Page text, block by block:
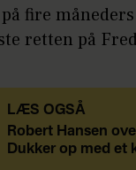
fire
retten på
LÆS OGSÅ
Robert Hansen
Dukker op med et